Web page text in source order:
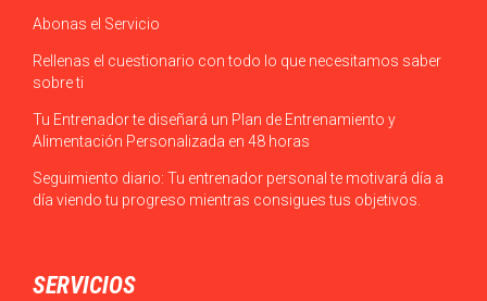
Abonas el Servicio
Rellenas el cuestionario con todo lo que necesitamos saber
sobre ti
Tu Entrenador te diseñará un Plan de Entrenamiento y
Alimentación Personalizada en 48 horas
Seguimiento diario: Tu entrenador personal te motivará día a
día viendo tu progreso mientras consigues tus objetivos.
SERVICIOS